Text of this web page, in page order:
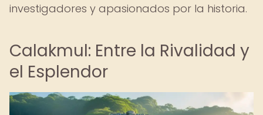
investigadores y apasionados por la historia.
Calakmul: Entre la Rivalidad y
el Esplendor